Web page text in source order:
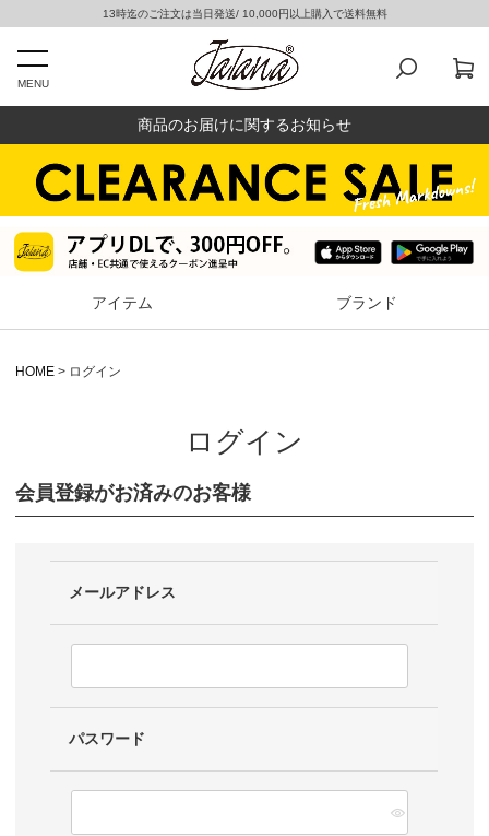
13時迄のご注文は当日発送/ 10,000円以上購入で送料無料
MENU
商品のお届けに関するお知らせ
アイテム ブランド
HOME ログイン
ログイン
会員登録がお済みのお客様
メールアドレス
パスワード